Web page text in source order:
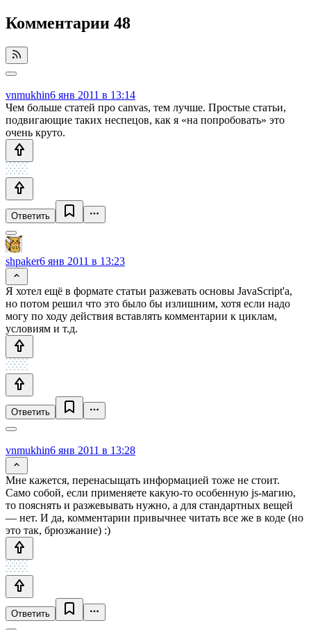
Комментарии 48
vnmukhin6 янв 2011 в 13:14
Чем больше статей про canvas, тем лучше. Простые статьи,
подвигающие таких неспецов, как я «на попробовать» это
очень круто.
Ответить
shpaker6 янв 2011 в 13:23
Я хотел ещё в формате статьи разжевать основы JavaScript'а,
но потом решил что это было бы излишним, хотя если надо
могу по ходу действия вставлять комментарии к циклам,
условиям и т.д.
Ответить
vnmukhin6 янв 2011 в 13:28
Мне кажется, перенасыщать информацией тоже не стоит.
Само собой, если применяете какую-то особенную js-магию,
то пояснять и разжевывать нужно, а для стандартных вещей
— нет. И да, комментарии привычнее читать все же в коде (но
это так, брюзжание) :)
Ответить